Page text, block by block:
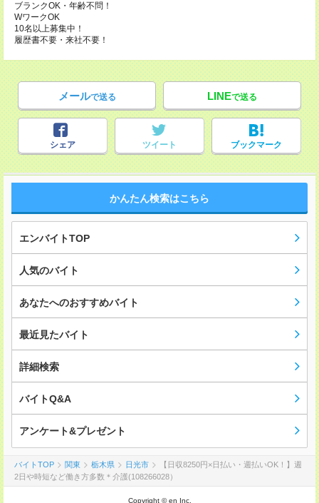
ブランクOK・年齢不問！
WワークOK
10名以上募集中！
履歴書不要・来社不要！
メールで送る LINEで送る
シェア ツイート ブックマーク
かんたん検索はこちら
エンバイトTOP
人気のバイト
あなたへのおすすめバイト
最近見たバイト
詳細検索
バイトQ&A
アンケート&プレゼント
バイトTOP 関東 栃木県 日光市
【日収8250円×日払い・週払いOK！】週
2日や時短など働き方多数＊介護(108266028）
Copyright © en Inc.